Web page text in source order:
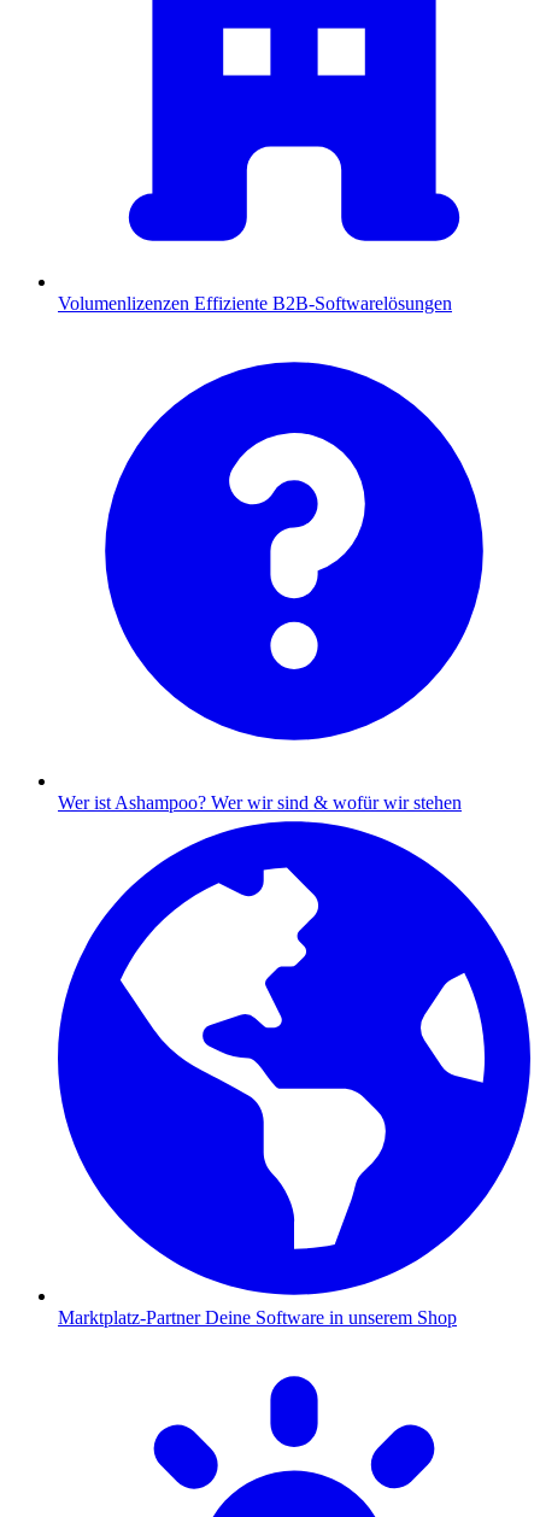
Volumenlizenzen Effiziente B2B-Softwarelösungen
Wer ist Ashampoo? Wer wir sind & wofür wir stehen
Marktplatz-Partner Deine Software in unserem Shop